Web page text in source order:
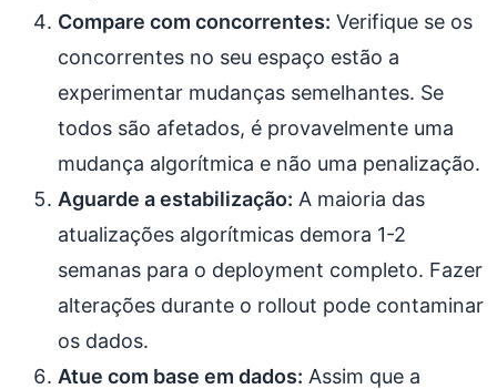
Compare com concorrentes: Verifique se os
concorrentes no seu espaço estão a
experimentar mudanças semelhantes. Se
todos são afetados, é provavelmente uma
mudança algorítmica e não uma penalização.
Aguarde a estabilização: A maioria das
atualizações algorítmicas demora 1-2
semanas para o deployment completo. Fazer
alterações durante o rollout pode contaminar
os dados.
Atue com base em dados: Assim que a